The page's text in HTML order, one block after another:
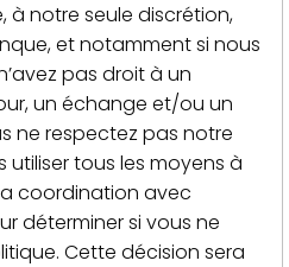
à notre seule discrétion,
et notamment si nous
pas droit à un
un échange et/ou un
ne respectez pas notre
utiliser tous les moyens à
coordination avec
déterminer si vous ne
Cette décision sera